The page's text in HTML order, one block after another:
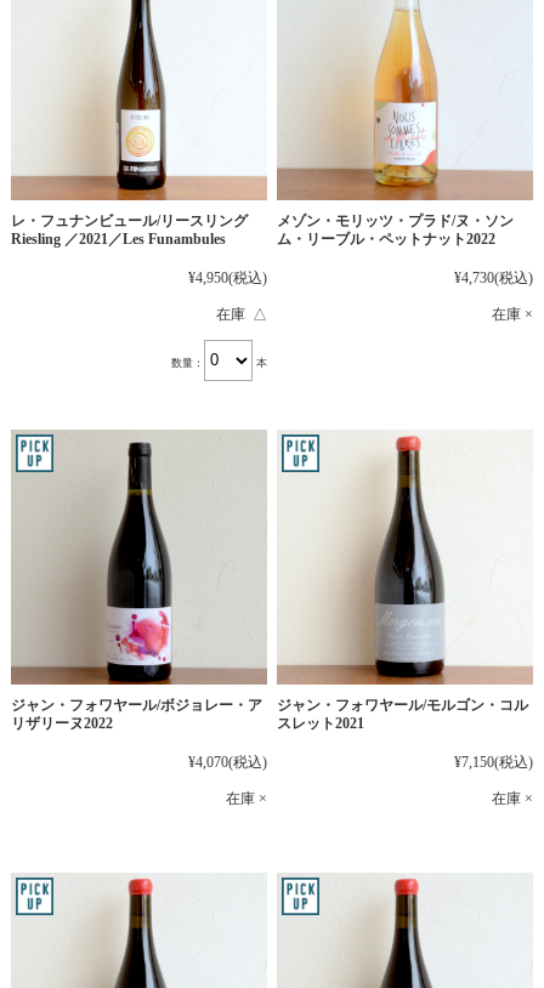
レ・フュナンビュール/リースリング
Riesling ／2021／Les Funambules
¥4,950(税込)
在庫 △
数量： 本
メゾン・モリッツ・プラド/ヌ・ソン
ム・リーブル・ペットナット2022
¥4,730(税込)
在庫 ×
ジャン・フォワヤール/ボジョレー・ア
リザリーヌ2022
¥4,070(税込)
在庫 ×
ジャン・フォワヤール/モルゴン・コル
スレット2021
¥7,150(税込)
在庫 ×